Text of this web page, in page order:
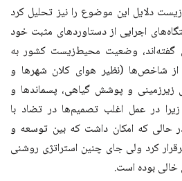
دلایل این موضوع را نیز تحلیل کرد
اجرایی از دستاوردهای مثبت خود
وضعیت محیط‌زیست کشور به
شاخص‌ها (نظیر هوای کلان شهرها و
زیرزمینی و پوشش گیاهی، پسماندها و
در عمل اغلب تصمیم‌ها در تضاد با
حالی که امکان داشت که بین توسعه و
کرد ولی جای چنین استراتژی روشنی
بوده است.